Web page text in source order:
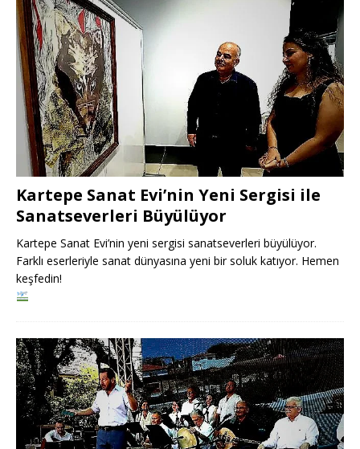
Kartepe Sanat Evi’nin Yeni Sergisi ile
Sanatseverleri Büyülüyor
Kartepe Sanat Evi’nin yeni sergisi sanatseverleri büyülüyor.
Farklı eserleriyle sanat dünyasına yeni bir soluk katıyor. Hemen
keşfedin!